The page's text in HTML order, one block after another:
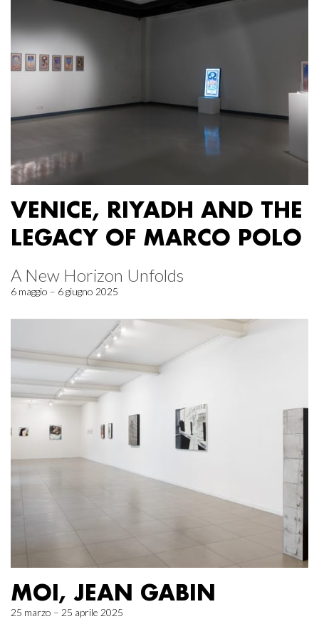
VENICE, RIYADH AND THE
LEGACY OF MARCO POLO
A New Horizon Unfolds
6 maggio – 6 giugno 2025
MOI, JEAN GABIN
25 marzo – 25 aprile 2025